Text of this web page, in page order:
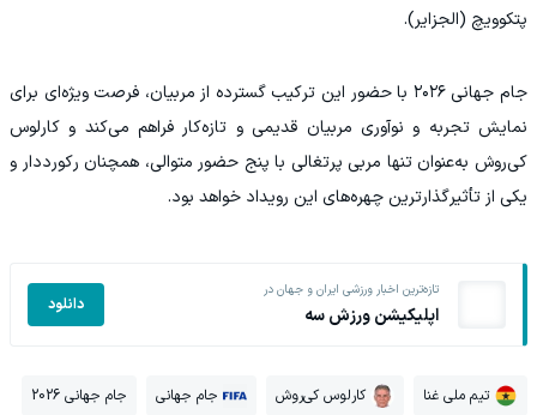
پتکوویچ (الجزایر).
جام جهانی ۲۰۲۶ با حضور این ترکیب گسترده از مربیان، فرصت ویژه‌ای برای
نمایش تجربه و نوآوری مربیان قدیمی و تازه‌کار فراهم می‌کند و کارلوس
کی‌روش به‌عنوان تنها مربی پرتغالی با پنج حضور متوالی، همچنان رکورددار و
یکی از تأثیرگذارترین چهره‌های این رویداد خواهد بود.
تازه‌ترین اخبار ورزشی ایران و جهان در
اپلیکیشن ورزش سه دانلود
تیم ملی غنا کارلوس کی‌روش جام جهانی جام جهانی 2026